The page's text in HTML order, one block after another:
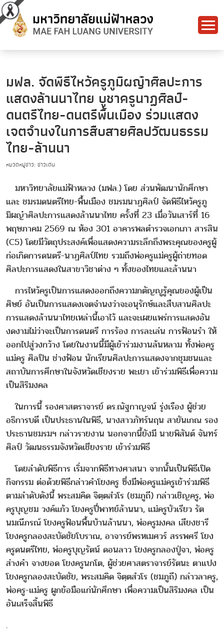
มฟล. จัดพิธีไหว้ครูภูมิผญ๋าศิลปะการ
แสดงล้านนาไทย บูชาครูนาฏศิลป์-
ดนตรีไทย-ดนตรีพื้นเมือง ร่วมแสดง
เจตจำนงในการสืบสายศิลปวัฒนธรรม
ไทย-ล้านนา
หมวดหมู่ข่าว: ข่าวเด่น
มหาวิทยาลัยแม่ฟ้าหลวง (มฟล.) โดย ส่วนพัฒนานักศึกษา
และ ชมรมดนตรีไทย-พื้นเมือง ชมรมนาฏศิลป์ จัดพิธีไหว้ครูภู
มิผญ๋าศิลปะการแสดงล้านนาไทย ครั้งที่ 23 เมื่อวันเสาร์ที่ 16
พฤษภาคม 2569 ณ ห้อง 301 อาคารพลตำรวจเอกเภา สารสิน
(C5) โดยมีวัตถุประสงค์เพื่อแสดงความระลึกถึงพระคุณของครูผู้
ก่อเกิดการดนตรี-นาฏศิลป์ไทย รวมถึงพ่อครูแม่ครูผู้ถ่ายทอด
ศิลปะการแสดงในสาขาวิชาต่าง ๆ ทั้งของไทยและล้านนา
การไหว้ครูเป็นการแสดงออกถึงความกตัญญูรู้คุณของผู้เป็น
ศิษย์ อันเป็นการแสดงเจตจำนงว่าจะอนุรักษ์และสืบสานศิลปะ
การแสดงล้านนาไทยเหล่านี้เอาไว้ และจะเผยแพร่การแสดงอัน
งดงามไม่ว่าจะเป็นการดนตรี การร้อง การละเล่น การฟ้อนรำ ให้
ออกไปสู่วงกว้าง โดยในงานนี้มีผู้เข้าร่วมงานล้นหลาม ทั้งพ่อครู
แม่ครู ศิลปิน ช่างฟ้อน นักเรียนศิลปะการแสดงจากชุมชนและ
สถาบันการศึกษาในจังหวัดเชียงราย พะเยา เข้าร่วมพิธีเพื่อความ
เป็นสิริมงคล
ในการนี้ รองศาสตราจารย์ ดร.ณัฐกาญจน์ รุ่งเรือง ผู้ช่วย
อธิการบดี เป็นประธานในพิธี, นางสาวภัทร์นฤน สายันเกณ รอง
ประธานชมรมฯ กล่าวรายงาน นอกจากนี้ยังมี นายพิสันต์ จันทร์
ศิลป์ วัฒนธรรมจังหวัดเชียงราย เข้าร่วมพิธี
โดยลำดับพิธีการ เริ่มจากพิธีทางศาสนา จากนั้นเป็นพิธีเปิด
กิจกรรม ต่อด้วยพิธีกล่าวคำโยงครู ซึ่งมีพ่อครูแม่ครูเข้าร่วมพิธี
ตามลำดับดังนี้ พระสมคิด จิตฺตสํวโร (ชมภูถี) กล่าวเชิญครู, พ่อ
ครูบุญชม วงค์แก้ว โยงครูปี่พาทย์ล้านนา, แม่ครูบัวเรียว รัต
นมณีภรณ์ โยงครูฟ้อนพื้นบ้านล้านนา, พ่อครูมงคล เสียงชารี
โยงครูกลองสะบัดชัยโบราณ, อาจารย์พรหเมศวร์ สรรพศรี โยง
ครูดนตรีไทย, พ่อครูบุญรัตน์ ดอนลาว โยงครูกลองปู่จา, พ่อครู
ส่างคำ จางยอด โยงครูนกโต, ผู้ช่วยศาสตราจารย์รัตนะ ตาแปง
โยงครูกลองสะบัดชัย, พระสมคิด จิตฺตสํวโร (ชมภูถี) กล่าวลาครู,
พ่อครู-แม่ครู ผูกข้อมือแก่นักศึกษา เพื่อความเป็นสิริมงคล เป็น
อันเสร็จสิ้นพิธี
.